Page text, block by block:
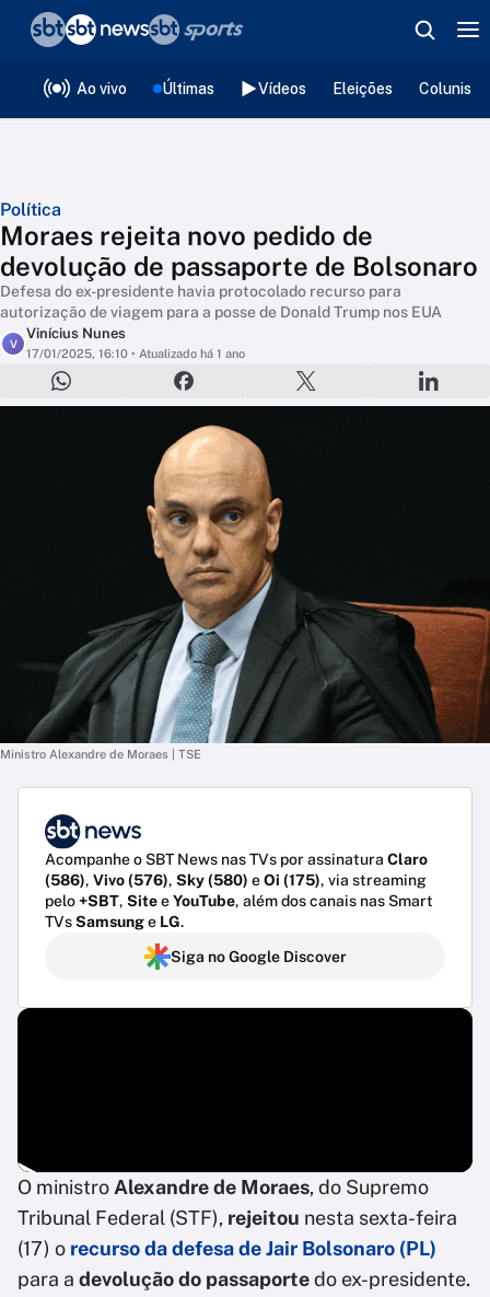
Ao vivo Últimas Vídeos Eleições
Política
Moraes rejeita novo pedido de
devolução de passaporte de Bolsonaro
Defesa do ex-presidente havia protocolado recurso para
autorização de viagem para a posse de Donald Trump nos EUA
V
Vinícius Nunes
17/01/2025, 16:10 • Atualizado há 1 ano
Ministro Alexandre de Moraes | TSE
Acompanhe o SBT News nas TVs por assinatura Claro
(586), Vivo (576), Sky (580) eOi (175), via streaming
pelo+SBT, SiteeYouTube, além dos canais nas Smart
TVsSamsunge LG.
Siga no Google Discover
O ministroAlexandre de Moraes, do Supremo
Tribunal Federal (STF), rejeitou nesta sexta-feira
(17) o recurso da defesa de Jair Bolsonaro (PL)
para a devolução do passaportedo ex-presidente.
❮voltar
Editorias